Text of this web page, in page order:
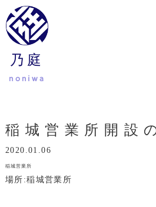
乃庭
noniwa
稲城営業所開設
2020.01.06
稲城営業所
場所:稲城営業所